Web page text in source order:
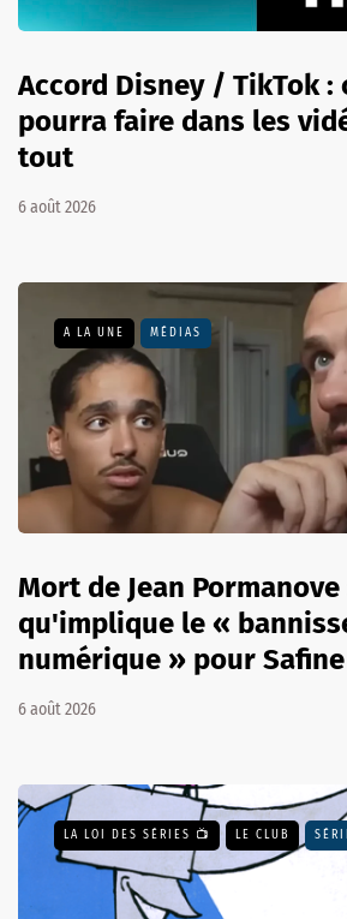
Accord Disney / TikTok :
pourra faire dans les
tout
6 août 2026
A LA UNE MÉDIAS
Mort de Jean
qu'implique le «
numérique » pour
6 août 2026
LA LOI DES SÉRIES 📺 LE CLUB